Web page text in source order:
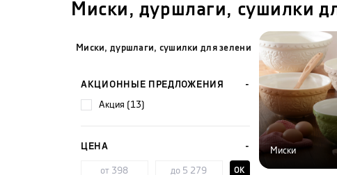
Миски, дуршлаги, сушилки
Миски, дуршлаги, сушилки для зелени
АКЦИОННЫЕ ПРЕДЛОЖЕНИЯ
акция (13)
ЦЕНА
OK
Миски